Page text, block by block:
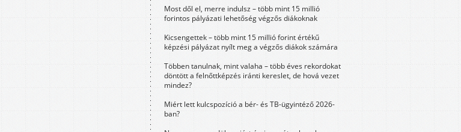
Most dől el, merre indulsz – több mint 15 millió
forintos pályázati lehetőség végzős diákoknak
Kicsengettek – több mint 15 millió forint értékű
képzési pályázat nyílt meg a végzős diákok számára
Többen tanulnak, mint valaha – több éves rekordokat
döntött a felnőttképzés iránti kereslet, de hová vezet
mindez?
Miért lett kulcspozíció a bér- és TB-ügyintéző 2026-
ban?